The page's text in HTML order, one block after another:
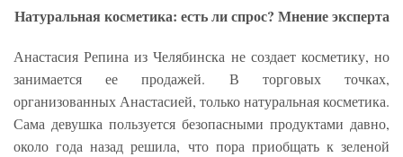
Натуральная косметика: есть ли спрос? Мнение эксперта
Анастасия Репина из Челябинска не создает косметику, но
занимается ее продажей. В торговых точках,
организованных Анастасией, только натуральная косметика.
Сама девушка пользуется безопасными продуктами давно,
около года назад решила, что пора приобщать к зеленой